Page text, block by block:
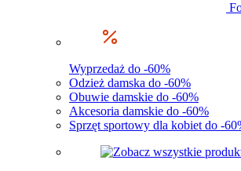
Wyprzedaż do -60%
Odzież damska do -60%
Obuwie damskie do -60%
Akcesoria damskie do -60%
Sprzęt sportowy dla kobiet do -